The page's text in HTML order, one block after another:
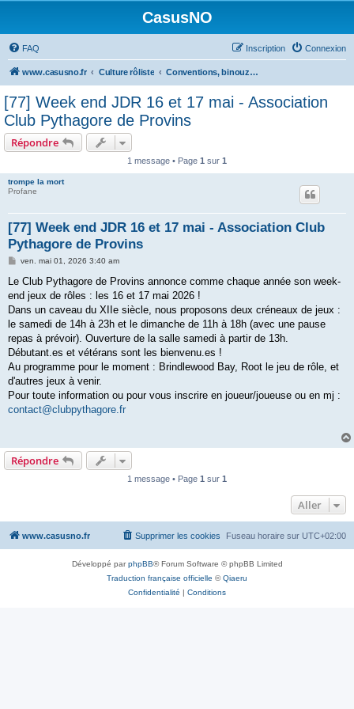
CasusNO
FAQ Connexion
Inscription
www.casusno.fr Culture rôliste Conventions, binouzes et recherche de joueurs
[77] Week end JDR 16 et 17 mai - Association
Club Pythagore de Provins
Répondre
1 message • Page 1 sur 1
trompe la mort
Profane
[77] Week end JDR 16 et 17 mai - Association Club
Pythagore de Provins
M
s
a
g
ven. mai 01, 2026 3:40 am
Le Club Pythagore de Provins annonce comme chaque année son week-
end jeux de rôles : les 16 et 17 mai 2026 !
Dans un caveau du XIIe siècle, nous proposons deux créneaux de jeux :
le samedi de 14h à 23h et le dimanche de 11h à 18h (avec une pause
repas à prévoir). Ouverture de la salle samedi à partir de 13h.
Débutant.es et vétérans sont les bienvenu.es !
Au programme pour le moment : Brindlewood Bay, Root le jeu de rôle, et
d'autres jeux à venir.
Pour toute information ou pour vous inscrire en joueur/joueuse ou en mj :
contact@clubpythagore.fr
Répondre
1 message • Page 1 sur 1
Aller
www.casusno.fr Fuseau horaire sur UTC+02:00
Supprimer les cookies
Développé parphpBB® Forum Software © phpBB Limited
Traduction française officielle ©Qiaeru
Confidentialité | Conditions